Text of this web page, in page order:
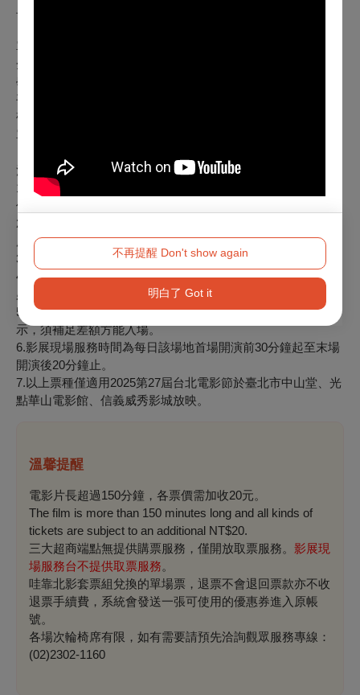
不再提醒 Don't show again
明白了 Got it
早鳥票銷售期間：6/8 (日) 20：00 至 6/19 (四) 23：59止
單場票券
全票：每張250元
學生票：每張220元
平日日場票：每張180元
敬老愛心票：每張125元
單場票銷售期間：6/20 (五) 00：00起
注意事項：
1.電影片長超過150分鐘，各種票價需加收20元。特殊票價依
個別規定。
2.影展期間可於臺北市中山堂、光點華山、信義威秀影展現場
服務台售票處購票。
3.日場票：限週一至週五17：59以前開演之場次。
4.敬老愛心票：僅供年滿65歲以上長者或身心障礙人士與乙名
必要陪同者（須同時入場）購買。
5.持學生票、敬老愛心票，入場時請出示相關證件，如未出
示，須補足差額方能入場。
6.影展現場服務時間為每日該場地首場開演前30分鐘起至末場
開演後20分鐘止。
7.以上票種僅適用2025第27屆台北電影節於臺北市中山堂、光
點華山電影館、信義威秀影城放映。
溫馨提醒
電影片長超過150分鐘，各票價需加收20元。
The film is more than 150 minutes long and all kinds of
tickets are subject to an additional NT$20.
三大超商端點無提供購票服務，僅開放取票服務。 影展現
場服務台不提供取票服務。
哇靠北影套票組兌換的單場票，退票不會退回票款亦不收
退票手續費，系統會發送一張可使用的優惠券進入原帳
號。
各場次輪椅席有限，如有需要請預先洽詢觀眾服務專線：
(02)2302-1160